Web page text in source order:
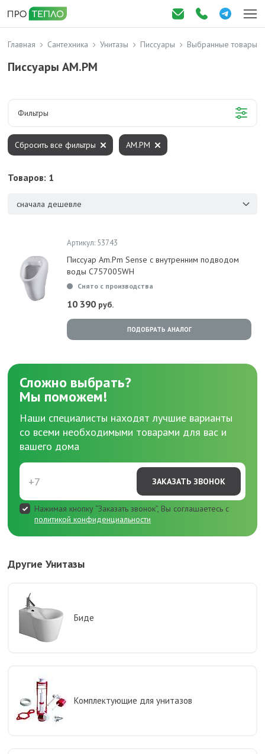
Главная Сантехника Унитазы Писсуары Выбранные товары
Писсуары AM.PM
Фильтры
Товаров: 1
сначала дешевле
Сбросить все фильтры AM.PM
Артикул: 53743
Писсуар Am.Pm Sense с внутренним подводом
воды C757005WH
Снято с производства
10 390 руб.
ПОДОБРАТЬ АНАЛОГ
Сложно выбрать?
Мы поможем!
Наши специалисты находят лучшие варианты
со всеми необходимыми товарами для вас и
вашего дома
ЗАКАЗАТЬ ЗВОНОК
Нажимая кнопку “Заказать звонок”, Вы соглашаетесь с
политикой конфиденциальности
Другие Унитазы
Биде
Комплектующие для унитазов